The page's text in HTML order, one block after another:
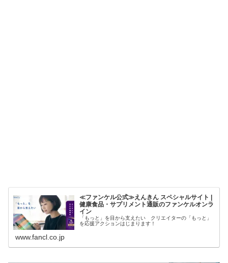
≪ファンケル公式≫えんきん スペシャルサイト |
健康食品・サプリメント通販のファンケルオンラ
イン
「もっと」を目から支えたい クリエイターの「もっと」
を応援アクションはじまります！
www.fancl.co.jp